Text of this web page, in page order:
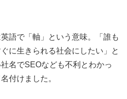
語で「軸」という意味。「誰も
に生きられる社会にしたい」と
名でSEOなども不利とわかっ
付けました。